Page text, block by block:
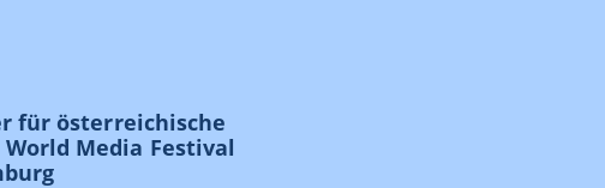
für österreichische
Media Festival